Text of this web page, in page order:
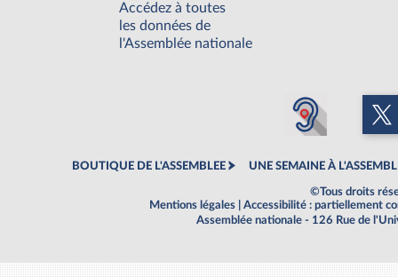
Accédez à toutes
les données de
l'Assemblée nationale
BOUTIQUE DE L'ASSEMBLEE UNE SEMAINE À
©Tous droits
Mentions légales
Accessibilité : partiellement
Assemblée nationale - 126 Rue de